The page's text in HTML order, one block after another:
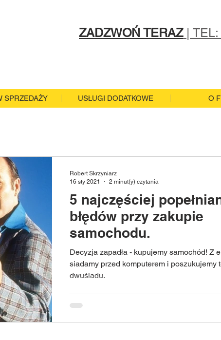
ZADZWOŃ TERAZ| TEL:
SPRZEDAŻY USŁUGI DODATKOWE O
5 najczęściej
błędów przy zakupie
samochodu.
Decyzja zapadła - kupujemy samochód! Z
siadamy przed komputerem i poszukujemy
dwuśladu.
Robert Skrzyniarz
16 sty 2021
2 minut(y) czytania